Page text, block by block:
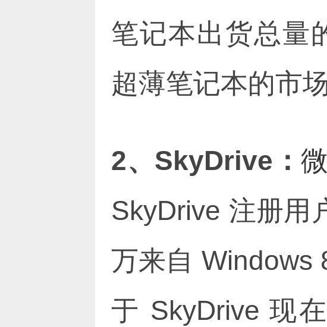
笔记本出货总量
超薄笔记本的市
2、SkyDrive：
SkyDrive 注册用
万来自 Windows
于 SkyDrive 现